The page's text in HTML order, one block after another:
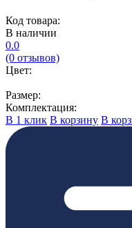
Код товара:
В наличии
0.0
(0 отзывов)
Цвет:
Размер:
Комплектация:
В 1 клик В корзину В